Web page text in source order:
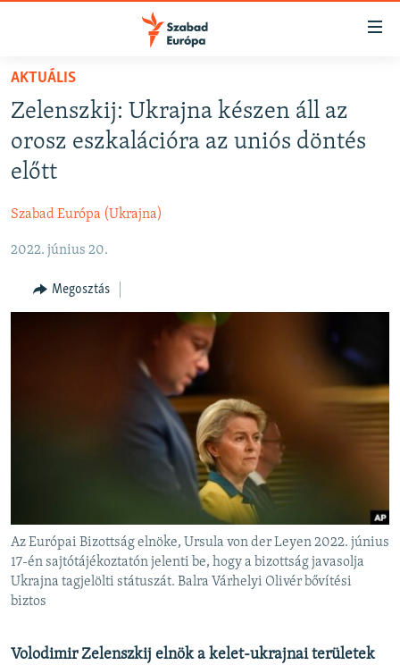
Akadálymentes
Ugrás
fő
oldalra
Ugrás
tartalomjegyzékre
NAPIRENDEN
PODCASTOK
ELEMZŐ
NER15
SZABADON
KÖVESSEN MINKET!
Valamennyi RFE/RL weboldal
AKTUÁLIS
Zelenszkij: Ukrajna készen áll az
orosz eszkalációra az uniós döntés
előtt
Szabad Európa (Ukrajna)
2022. június 20.
Megosztás
Az Európai Bizottság elnöke, Ursula von der Leyen 2022. június
17-én sajtótájékoztatón jelenti be, hogy a bizottság javasolja
Ukrajna tagjelölti státuszát. Balra Várhelyi Olivér bővítési
biztos
Volodimir Zelenszkij elnök a kelet-ukrajnai területek
Spotify